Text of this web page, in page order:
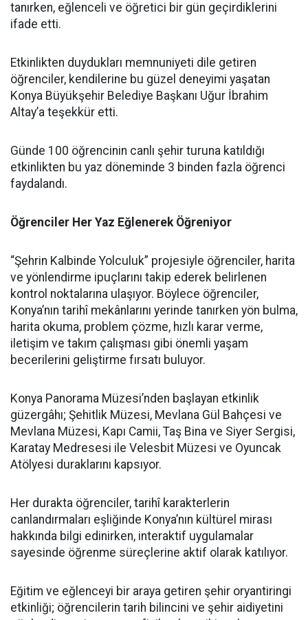
tanırken, eğlenceli ve öğretici bir gün geçirdiklerini
ifade etti.
Etkinlikten duydukları memnuniyeti dile getiren
öğrenciler, kendilerine bu güzel deneyimi yaşatan
Konya Büyükşehir Belediye Başkanı Uğur İbrahim
Altay’a teşekkür etti.
Günde 100 öğrencinin canlı şehir turuna katıldığı
etkinlikten bu yaz döneminde 3 binden fazla öğrenci
faydalandı.
Öğrenciler Her Yaz Eğlenerek Öğreniyor
“Şehrin Kalbinde Yolculuk” projesiyle öğrenciler, harita
ve yönlendirme ipuçlarını takip ederek belirlenen
kontrol noktalarına ulaşıyor. Böylece öğrenciler,
Konya’nın tarihî mekânlarını yerinde tanırken yön bulma,
harita okuma, problem çözme, hızlı karar verme,
iletişim ve takım çalışması gibi önemli yaşam
becerilerini geliştirme fırsatı buluyor.
Konya Panorama Müzesi’nden başlayan etkinlik
güzergâhı; Şehitlik Müzesi, Mevlana Gül Bahçesi ve
Mevlana Müzesi, Kapı Camii, Taş Bina ve Siyer Sergisi,
Karatay Medresesi ile Velesbit Müzesi ve Oyuncak
Atölyesi duraklarını kapsıyor.
Her durakta öğrenciler, tarihî karakterlerin
canlandırmaları eşliğinde Konya’nın kültürel mirası
hakkında bilgi edinirken, interaktif uygulamalar
sayesinde öğrenme süreçlerine aktif olarak katılıyor.
Eğitim ve eğlenceyi bir araya getiren şehir oryantiringi
etkinliği; öğrencilerin tarih bilincini ve şehir aidiyetini